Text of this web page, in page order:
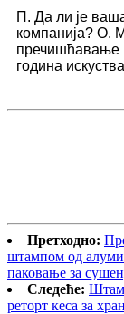
П. Да ли је
компанија? О.
пречишћавање
година
Претходно:
штампом од
паковање за
Следеће:
реторт кеса за